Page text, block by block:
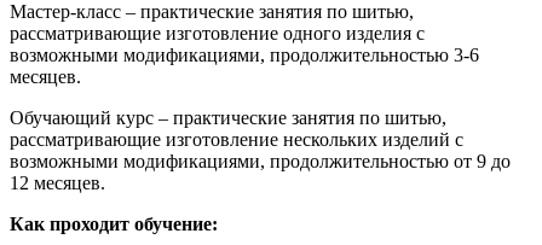
Мастер-класс – практические занятия по шитью,
рассматривающие изготовление одного изделия с
возможными модификациями, продолжительностью 3-6
месяцев.
Обучающий курс – практические занятия по шитью,
рассматривающие изготовление нескольких изделий с
возможными модификациями, продолжительностью от 9 до
12 месяцев.
Как проходит обучение: